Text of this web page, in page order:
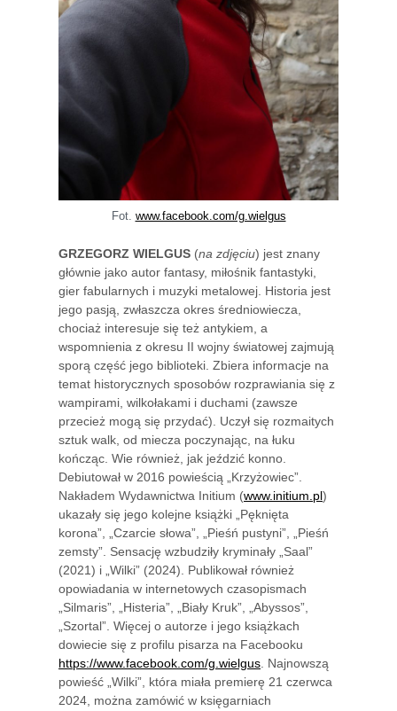
Fot. www.facebook.com/g.wielgus
GRZEGORZ WIELGUS (na zdjęciu) jest znany
głównie jako autor fantasy, miłośnik fantastyki,
gier fabularnych i muzyki metalowej. Historia jest
jego pasją, zwłaszcza okres średniowiecza,
chociaż interesuje się też antykiem, a
wspomnienia z okresu II wojny światowej zajmują
sporą część jego biblioteki. Zbiera informacje na
temat historycznych sposobów rozprawiania się z
wampirami, wilkołakami i duchami (zawsze
przecież mogą się przydać). Uczył się rozmaitych
sztuk walk, od miecza poczynając, na łuku
kończąc. Wie również, jak jeździć konno.
Debiutował w 2016 powieścią „Krzyżowiec”.
Nakładem Wydawnictwa Initium (www.initium.pl)
ukazały się jego kolejne książki „Pęknięta
korona”, „Czarcie słowa”, „Pieśń pustyni”, „Pieśń
zemsty”. Sensację wzbudziły kryminały „Saal”
(2021) i „Wilki” (2024). Publikował również
opowiadania w internetowych czasopismach
„Silmaris”, „Histeria”, „Biały Kruk”, „Abyssos”,
„Szortal”. Więcej o autorze i jego książkach
dowiecie się z profilu pisarza na Facebooku
https://www.facebook.com/g.wielgus . Najnowszą
powieść „Wilki”, która miała premierę 21 czerwca
2024, można zamówić w księgarniach